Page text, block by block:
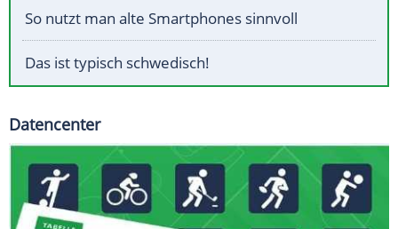
So nutzt man alte Smartphones sinnvoll
Das ist typisch schwedisch!
Datencenter